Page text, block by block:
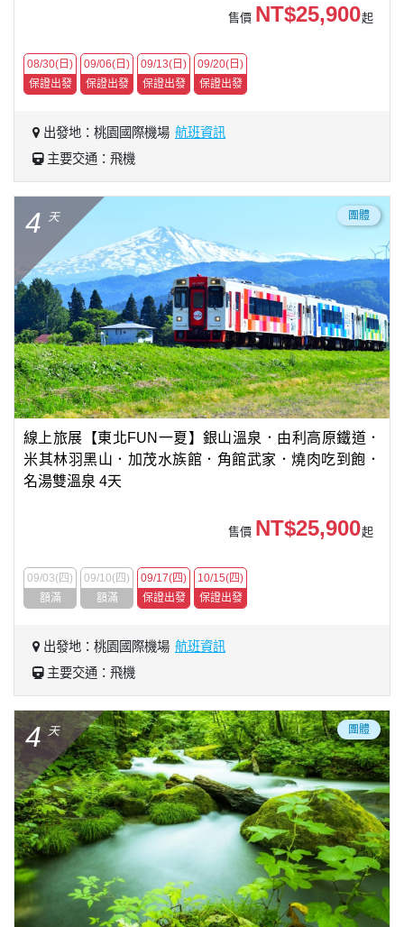
售價 NT$25,900起
08/30(日)
保證出發
09/06(日)
保證出發
09/13(日)
保證出發
09/20(日)
保證出發
出發地：桃園國際機場 航班資訊
主要交通：飛機
4 天 團體
線上旅展【東北FUN一夏】銀山溫泉．由利高原鐵道．
米其林羽黑山．加茂水族館．角館武家．燒肉吃到飽．
名湯雙溫泉 4天
售價 NT$25,900起
09/03(四)
額滿
09/10(四)
額滿
09/17(四)
保證出發
10/15(四)
保證出發
出發地：桃園國際機場 航班資訊
主要交通：飛機
4 天 團體